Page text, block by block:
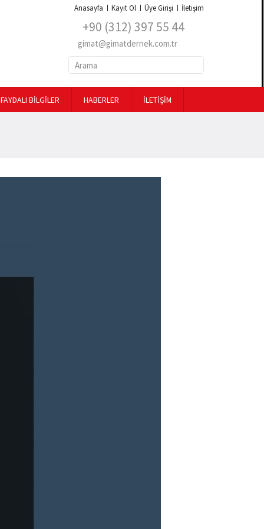
Anasayfa Kayıt Ol Üye Girişi İletişim
+90 (312) 397 55 44
gimat@gimatdernek.com.tr
FAYDALI BİLGİLER HABERLER İLETİŞİM